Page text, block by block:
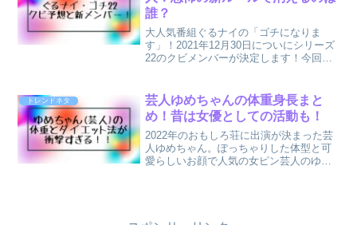
誰？
大人気番組ぐるナイの「ゴチになりま
す」！2021年12月30日についにシリーズ
22のクビメンバーが決定します！今回ク
ょうか？また新たな恐怖の新ルール発表
とのことでその...
トレンドネタ
芸人ゆめちゃんの体重身長まと
め！昔は女優としての活動も！
2022年のおもしろ荘に出演が決まった芸
人ゆめちゃん。ぽっちゃりした体型と可
愛らしいお顔で人気の女ピン芸人のゆめ